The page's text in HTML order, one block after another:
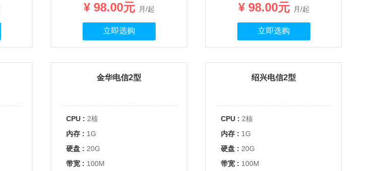
¥ 98.00元 月/起
立即选购
¥ 98.00元 月/起
立即选购
金华电信2型
CPU : 2核
内存 : 1G
硬盘 : 20G
带宽 : 100M
绍兴电信2型
CPU : 2核
内存 : 1G
硬盘 : 20G
带宽 : 100M